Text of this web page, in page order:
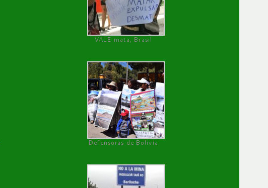
VALE mata, Brasil
Defensoras de Bolivia